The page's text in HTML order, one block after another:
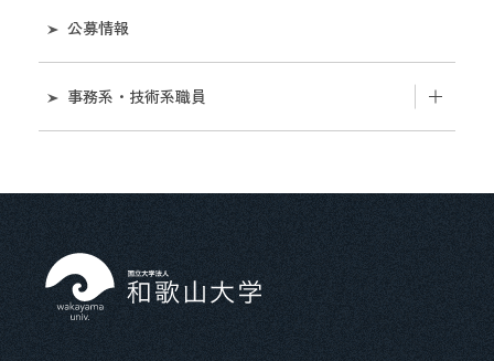
公募情報
事務系・技術系職員
求める人物像等